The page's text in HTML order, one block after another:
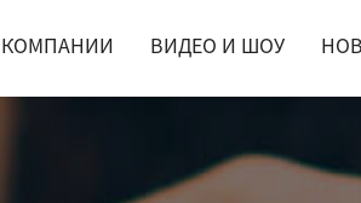
КОМПАНИИ ВИДЕО И ШОУ